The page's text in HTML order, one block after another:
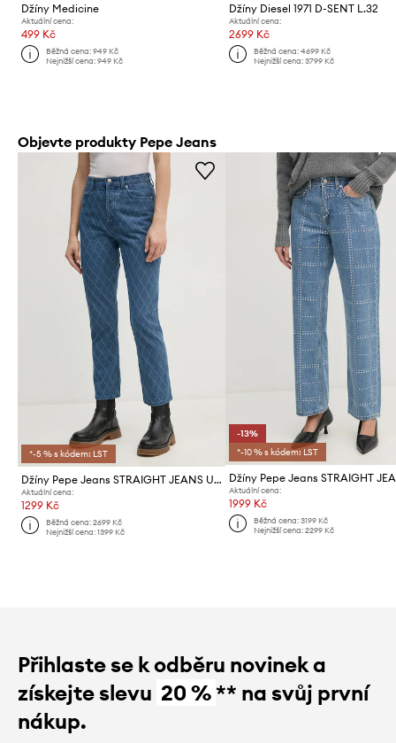
Džíny Medicine
Aktuální cena:
499 Kč
Běžná cena:949 Kč
Nejnižší cena:949 Kč
Džíny Diesel 1971 D-SENT L.32
Aktuální cena:
2699 Kč
Běžná cena: 4699 Kč
Nejnižší cena: 3799 Kč
Objevte produkty Pepe Jeans
*-5 % s kódem: LST
Džíny Pepe Jeans STRAIGHT JEANS UHW DIAMOND
Aktuální cena:
1299 Kč
Běžná cena:2699 Kč
Nejnižší cena:1399 Kč
-13%
*-10 % s kódem: LST
Aktuální cena:
1999 Kč
Běžná cena: 3199 Kč
Nejnižší cena: 2299 Kč
Přihlaste se k odběru novinek a
získejte slevu 20 %** na svůj první
nákup.